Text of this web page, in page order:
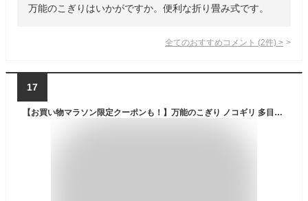
万能のこぎりはいかがですか。便利な折り畳み式です。
全てのおすすめコメント (2件) >
17
【お買い物マラソン限定クーポンも！】万能のこぎり ノコギリ 多目的マジックのこぎり 2枚刃 DIY 粗大ゴミ 解体 切断 廃棄物 大型ゴミ 金属 木材 カット 工具 折りたたみ式 万能鋸